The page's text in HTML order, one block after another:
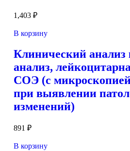
1,403 ₽
В корзину
Клинический
анализ,
СОЭ (с
при выявлении
изменений)
891 ₽
В корзину